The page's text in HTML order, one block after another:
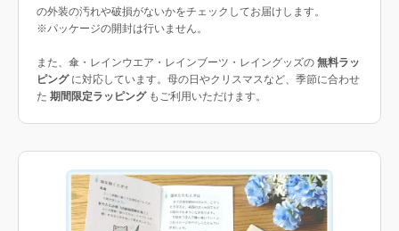
の外装の汚れや破損がないかをチェックしてお届けします。
※パッケージの開封は行いません。
また、傘・レインウエア・レインブーツ・レイングッズの 無料ラッ
ピングに対応しています。母の日やクリスマスなど、季節に合わせ
た 期間限定ラッピングもご利用いただけます。